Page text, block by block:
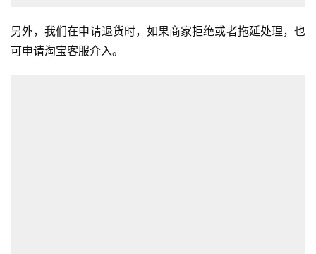
另外，我们在申请退货时，如果商家拒绝或者拖延处理，也
可申请淘宝客服介入。